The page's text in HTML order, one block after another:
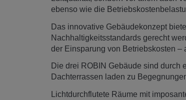
ebenso wie die
Das innovative Gebäudekonzept
Nachhaltigkeitsstandards gerecht
der Einsparung von Betriebskosten
Die drei ROBIN Gebäude sind durch
Dachterrassen laden zu
Lichtdurchflutete Räume mit